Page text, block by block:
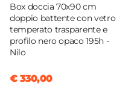
Box doccia 70x90 cm
doppio battente con vetro
temperato trasparente e
profilo nero opaco 195h -
Nilo
€ 330,00